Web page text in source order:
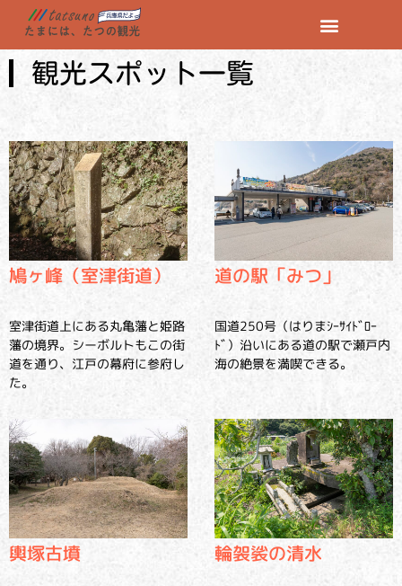
観光スポット一覧
鳩ヶ峰（室津街道）
室津街道上にある丸亀藩と姫路
藩の境界。シーボルトもこの街
道を通り、江戸の幕府に参府し
た。
道の駅「みつ」
国道250号（はりまｼｰｻｲﾄﾞﾛｰ
ﾄﾞ）沿いにある道の駅で瀬戸内
海の絶景を満喫できる。
輿塚古墳 輪袈裟の清水